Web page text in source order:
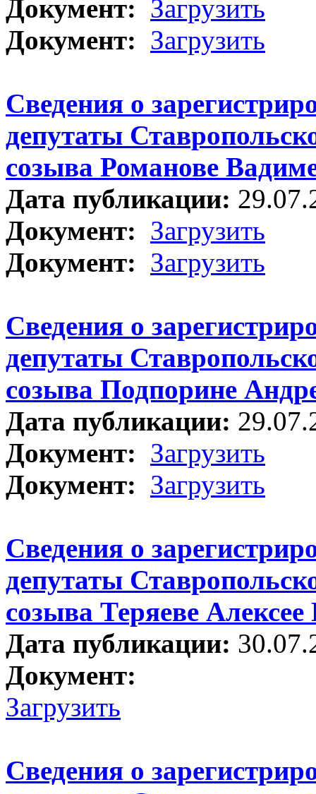
Документ: Загрузить
Документ: Загрузить
Сведения о
депутаты
созыва Романове
Дата публикации:
Документ: Загрузить
Документ: Загрузить
Сведения о
депутаты
созыва Подпорине
Дата публикации:
Документ: Загрузить
Документ: Загрузить
Сведения о
депутаты
созыва Теряеве Алексее
Дата публикации:
Документ:
Загрузить
Сведения о